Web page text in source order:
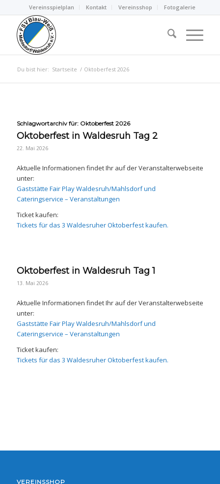
Vereinsspielplan Kontakt Vereinsshop Fotogalerie
Du bist hier: Startseite / Oktoberfest 2026
Schlagwortarchiv für: Oktoberfest 2026
Oktoberfest in Waldesruh Tag 2
22. Mai 2026
Aktuelle Informationen findet Ihr auf der Veranstalterwebseite
unter:
Gaststätte Fair Play Waldesruh/Mahlsdorf und
Cateringservice – Veran­staltungen
Ticket kaufen:
Tickets für das 3 Waldesruher Oktoberfest kaufen.
Oktoberfest in Waldesruh Tag 1
13. Mai 2026
Aktuelle Informationen findet Ihr auf der Veranstalterwebseite
unter:
Gaststätte Fair Play Waldesruh/Mahlsdorf und
Cateringservice – Veran­staltungen
Ticket kaufen:
Tickets für das 3 Waldesruher Oktoberfest kaufen.
VEREINSSHOP